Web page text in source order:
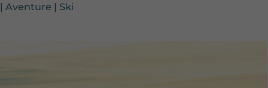
|Aventure | Ski